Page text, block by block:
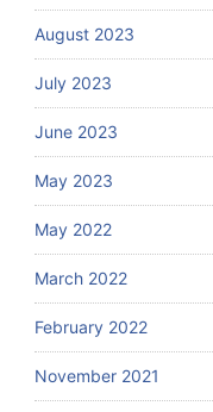
August 2023
July 2023
June 2023
May 2023
May 2022
March 2022
February 2022
November 2021